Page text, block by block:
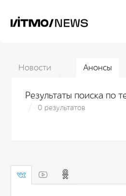
Новости Анонсы
Результаты поиска по
0 результатов